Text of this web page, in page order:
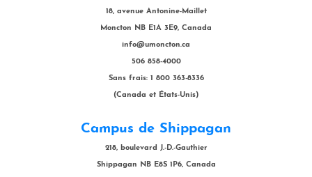
18, avenue Antonine-Maillet
Moncton NB E1A 3E9, Canada
info@umoncton.ca
506 858-4000
Sans frais: 1 800 363-8336
(Canada et États-Unis)
Campus de Shippagan
218, boulevard J.-D.-Gauthier
Shippagan NB E8S 1P6, Canada